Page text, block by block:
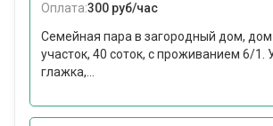
Оплата:300 руб/час
Семейная пара в загородный дом, дом
участок, 40 соток, с проживанием 6/1.
глажка,...